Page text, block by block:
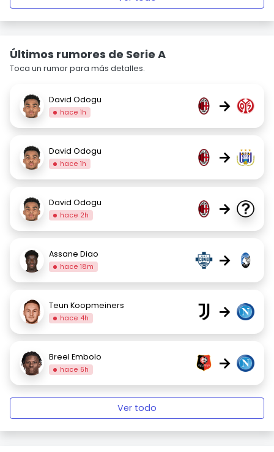
Últimos rumores de Serie A
Toca un rumor para más detalles.
David Odogu
hace 1h →
David Odogu
hace 1h →
David Odogu
hace 2h →
Assane Diao
hace 18m →
Teun Koopmeiners
hace 4h →
Breel Embolo
hace 6h →
Ver todo